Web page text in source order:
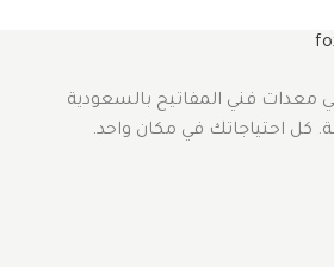
معدات فني المفاتيح بالسعودية
كل احتياجاتك في مكان واحد.